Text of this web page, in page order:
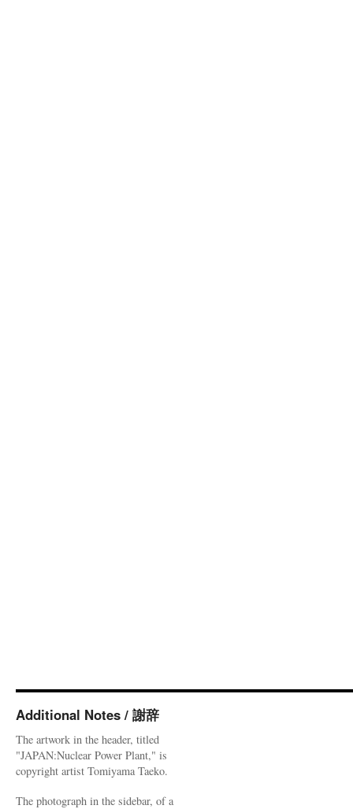
Additional Notes / 謝辞
The artwork in the header, titled
"JAPAN:Nuclear Power Plant," is
copyright artist Tomiyama Taeko.
The photograph in the sidebar, of a